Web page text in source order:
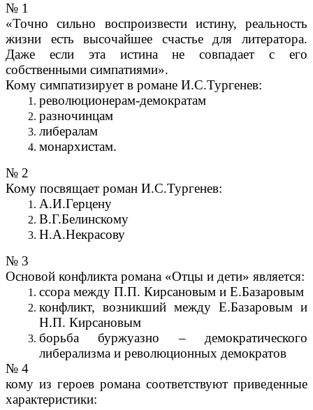
№ 1
«Точно сильно воспроизвести истину, реальность
жизни есть высочайшее счастье для литератора.
Даже если эта истина не совпадает с его
собственными симпатиями».
Кому симпатизирует в романе И.С.Тургенев:
революционерам-демократам
разночинцам
либералам
монархистам.
№ 2
Кому посвящает роман И.С.Тургенев:
А.И.Герцену
В.Г.Белинскому
Н.А.Некрасову
№ 3
Основой конфликта романа «Отцы и дети» является:
ссора между П.П. Кирсановым и Е.Базаровым
конфликт, возникший между Е.Базаровым и
Н.П. Кирсановым
борьба буржуазно – демократического
либерализма и революционных демократов
№ 4
кому из героев романа соответствуют приведенные
характеристики: